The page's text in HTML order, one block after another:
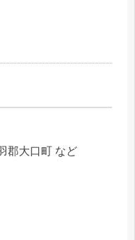
郡大口町 など